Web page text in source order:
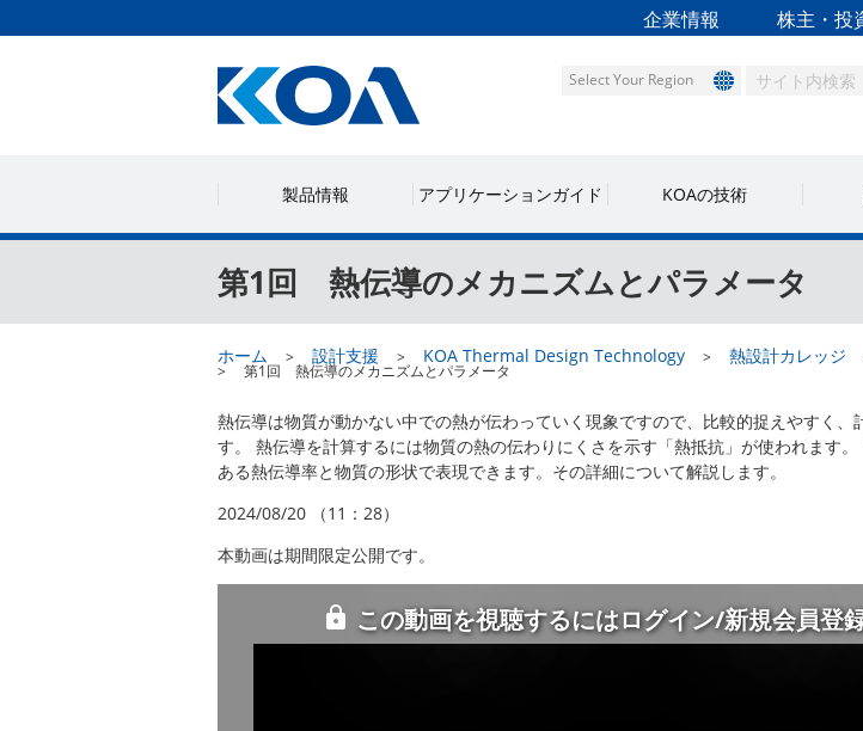
企業情報 株主・投
Select Your Region
製品情報 アプリケーションガイド KOAの技術
第1回 熱伝導のメカニズムとパラメータ
ホーム 設計支援 KOA Thermal Design Technology 熱設計カレッジ
第1回 熱伝導のメカニズムとパラメータ
熱伝導は物質が動かない中での熱が伝わっていく現象ですので、比較的捉えやすく、
す。 熱伝導を計算するには物質の熱の伝わりにくさを示す「熱抵抗」が使われます
ある熱伝導率と物質の形状で表現できます。その詳細について解説します。
2024/08/20 （11：28）
本動画は期間限定公開です。
この動画を視聴するにはログイン/新規会員登